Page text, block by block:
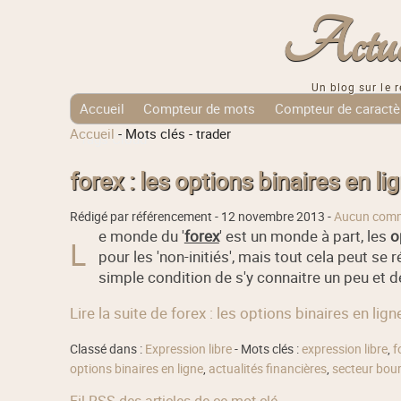
Un blog sur le
Accueil Compteur de mots Compteur de
Tags Cloud
Accueil - Mots clés - trader
forex : les options binaires en
Rédigé par référencement - 12 novembre 2013 -Aucun
L e monde du 'forex' est un monde à part, les
pour les 'non-initiés', mais tout cela peut se
simple condition de s'y connaitre un peu et
Lire la suite de forex : les options binaires en
Classé dans : Expression libre- Mots clés :expression libre,
options binaires en ligne, actualités financières, secteur